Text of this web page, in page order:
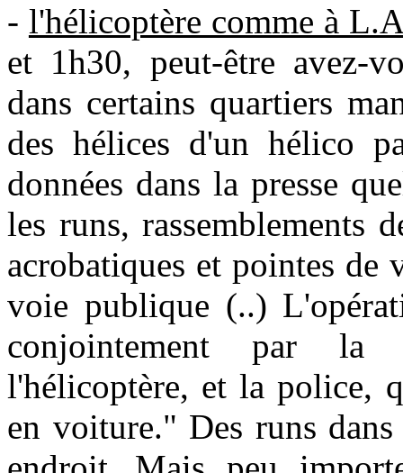
- l'hélicoptère comme à
et 1h30, peut-être avez-
dans certains quartiers
des hélices d'un hélico
données dans la presse
les runs, rassemblements
acrobatiques et pointes de
voie publique (..)
conjointement par la
l'hélicoptère, et la police,
en voiture." Des runs